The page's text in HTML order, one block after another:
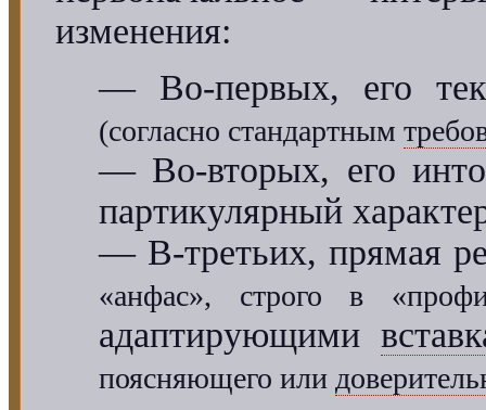
изменения:
— Во-первых, его
(согласно стандартным
— Во-вторых, его
партикулярный
— В-третьих, прямая
«анфас», строго в
адаптирующими
поясняющего или